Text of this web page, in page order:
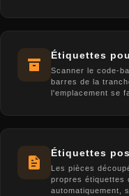
Étiquettes
Scanner le code-
barres de la
l'emplacement se
Étiquettes
Les pièces
propres étiquettes
automatiquement,